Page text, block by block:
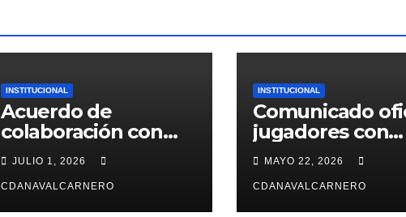
INSTITUCIONAL
Acuerdo de
colaboración con
Scientiffic Nutrition
JULIO 1, 2026
CDANAVALCARNERO
INSTITUCIONAL
Comunicado
jugadores con
contrato para la
26/27
MAYO 22, 2026
CDANAVALCARNERO